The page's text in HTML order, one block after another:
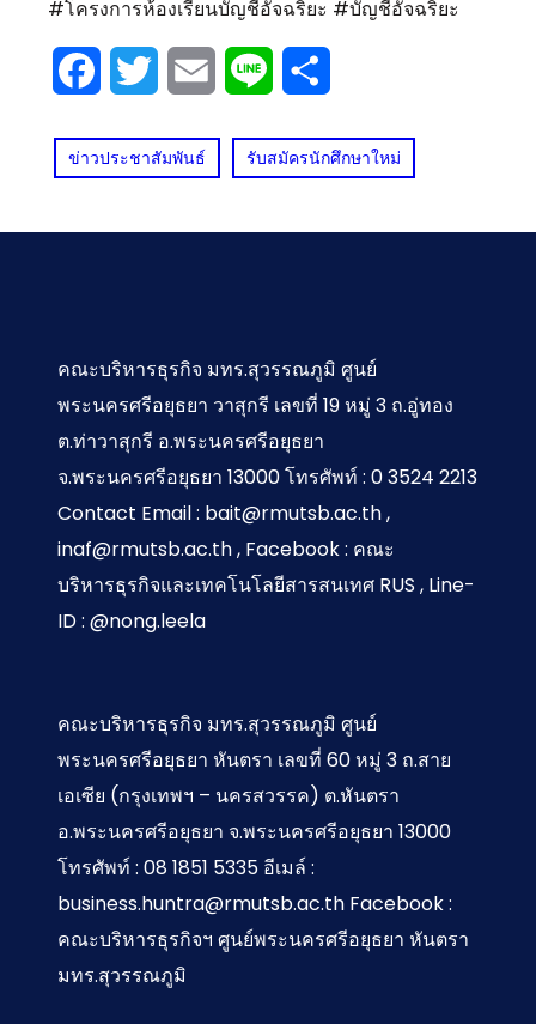
#โครงการห้องเรียนบัญชีอัจฉริยะ #บัญชีอัจฉริยะ
Facebook
Twitter Email Line
ข่าวประชาสัมพันธ์ รับสมัครนักศึกษาใหม่
คณะบริหารธุรกิจ มทร.สุวรรณภูมิ ศูนย์
พระนครศรีอยุธยา วาสุกรี เลขที่ 19 หมู่ 3 ถ.อู่ทอง
ต.ท่าวาสุกรี อ.พระนครศรีอยุธยา
จ.พระนครศรีอยุธยา 13000 โทรศัพท์ : 0 3524 2213
Contact Email : bait@rmutsb.ac.th ,
inaf@rmutsb.ac.th , Facebook : คณะ
บริหารธุรกิจและเทคโนโลยีสารสนเทศ RUS , Line-
ID : @nong.leela
คณะบริหารธุรกิจ มทร.สุวรรณภูมิ ศูนย์
พระนครศรีอยุธยา หันตรา เลขที่ 60 หมู่ 3 ถ.สาย
เอเซีย (กรุงเทพฯ – นครสวรรค) ต.หันตรา
อ.พระนครศรีอยุธยา จ.พระนครศรีอยุธยา 13000
โทรศัพท์ : 08 1851 5335 อีเมล์ :
business.huntra@rmutsb.ac.th Facebook :
คณะบริหารธุรกิจฯ ศูนย์พระนครศรีอยุธยา หันตรา
มทร.สุวรรณภูมิ